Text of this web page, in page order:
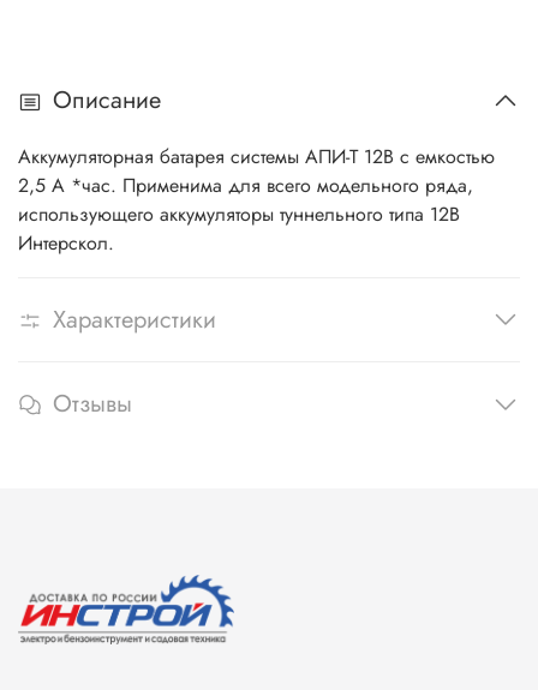
Описание
Аккумуляторная батарея системы АПИ-Т 12В с емкостью
2,5 А *час. Применима для всего модельного ряда,
использующего аккумуляторы туннельного типа 12В
Интерскол.
Характеристики
Отзывы